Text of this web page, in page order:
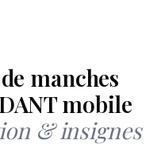
manches
mobile
& insignes